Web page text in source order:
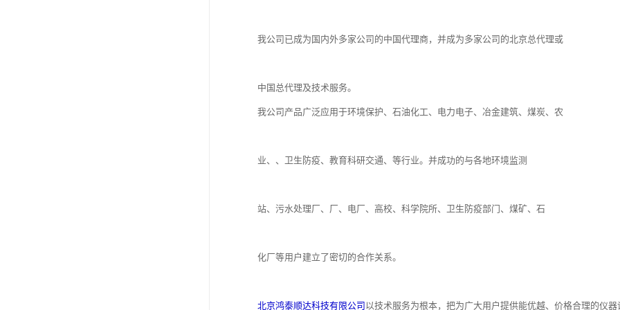
我公司已成为国内外多家公司的中国代理商，并成为多家公司的北京总代理或
中国总代理及技术服务。
我公司产品广泛应用于环境保护、石油化工、电力电子、冶金建筑、煤炭、农
业、、卫生防疫、教育科研交通、等行业。并成功的与各地环境监测
站、污水处理厂、厂、电厂、高校、科学院所、卫生防疫部门、煤矿、石
化厂等用户建立了密切的合作关系。
北京鸿泰顺达科技有限公司 以技术服务为根本，把为广大用户提供能优越、价格合理的仪器